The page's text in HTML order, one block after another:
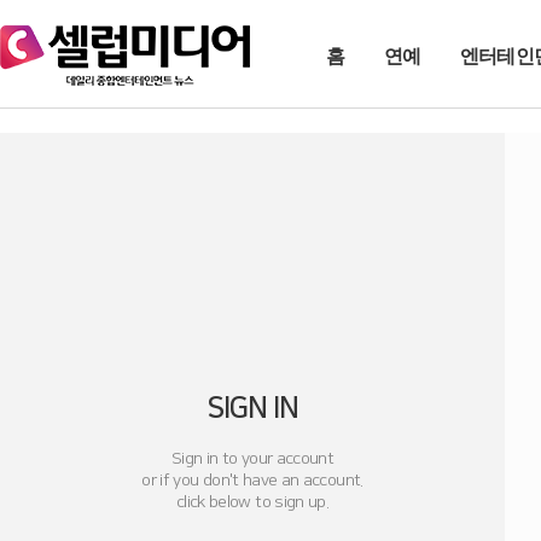
홈 연예 엔터테인
SIGN IN
Sign in to your account
or if you don't have an account.
click below to sign up.